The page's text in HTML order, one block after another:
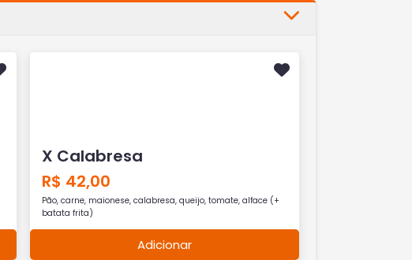
X Calabresa
R$ 42,00
Pão, carne, maionese, calabresa, queijo, tomate, alface (+
batata frita)
Adicionar